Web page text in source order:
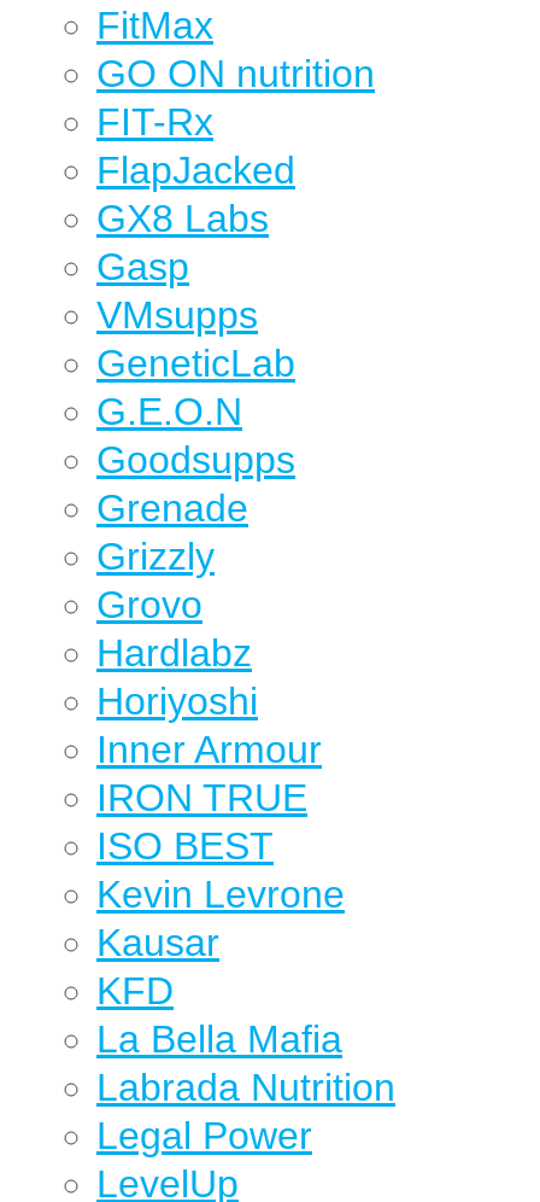
FitMax
GO ON nutrition
FIT-Rx
FlapJacked
GX8 Labs
Gasp
VMsupps
GeneticLab
G.E.O.N
Goodsupps
Grenade
Grizzly
Grovo
Hardlabz
Horiyoshi
Inner Armour
IRON TRUE
ISO BEST
Kevin Levrone
Kausar
KFD
La Bella Mafia
Labrada Nutrition
Legal Power
LevelUp